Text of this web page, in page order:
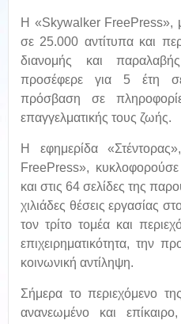
H «Skywalker FreePress»,
σε 25.000 αντίτυπα και
διανομής και
προσέφερε για 5 έτη
πρόσβαση σε
επαγγελματικής τους ζωής.
Η εφημερίδα
FreePress»,
και στις 64 σελίδες της
χιλιάδες θέσεις εργασίας
τον τρίτο τομέα και
επιχειρηματικότητα, την
κοινωνική αντίληψη.
Σήμερα το περιεχόμενο
ανανεωμένο και